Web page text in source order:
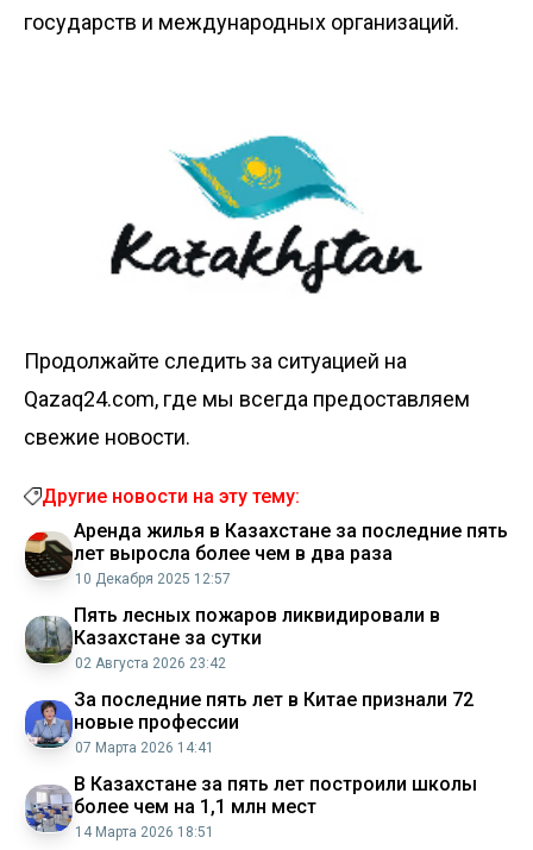
государств и международных организаций.
Продолжайте следить за ситуацией на
Qazaq24.com, где мы всегда предоставляем
свежие новости.
Другие новости на эту тему:
Аренда жилья в Казахстане за последние пять
лет выросла более чем в два раза
10 Декабря 2025 12:57
Пять лесных пожаров ликвидировали в
Казахстане за сутки
02 Августа 2026 23:42
За последние пять лет в Китае признали 72
новые профессии
07 Марта 2026 14:41
В Казахстане за пять лет построили школы
более чем на 1,1 млн мест
14 Марта 2026 18:51